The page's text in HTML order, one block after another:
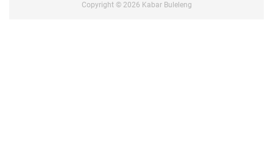
Copyright © 2026 Kabar Buleleng